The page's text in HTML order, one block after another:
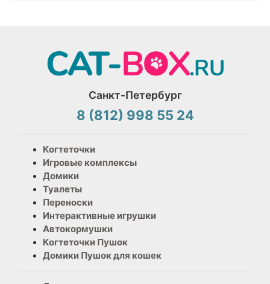
Санкт-Петербург
8 (812) 998 55 24
Когтеточки
Игровые комплексы
Домики
Туалеты
Переноски
Интерактивные игрушки
Автокормушки
Когтеточки Пушок
Домики Пушок для кошек